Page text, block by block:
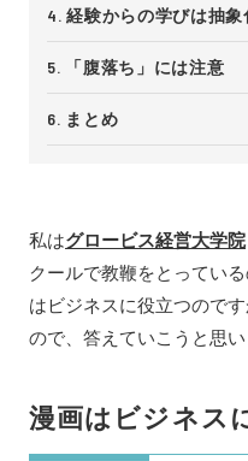
経験からの学びは抽象
「腹落ち」には注意
まとめ
私はグロービス経営大学院
クールで教鞭をとってい
はビジネスに役立つので
ので、答えていこうと思い
漫画はビジネス